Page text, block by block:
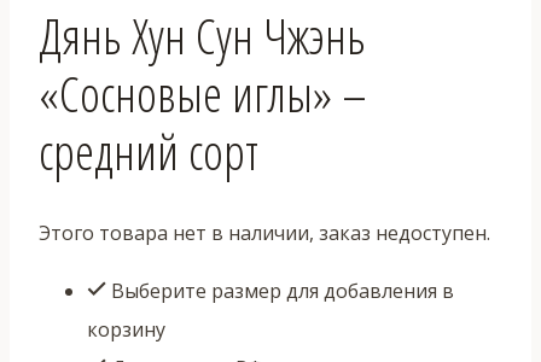
Дянь Хун Сун Чжэнь
«Сосновые иглы» –
средний сорт
Этого товара нет в наличии, заказ недоступен.
Выберите размер для добавления в
корзину